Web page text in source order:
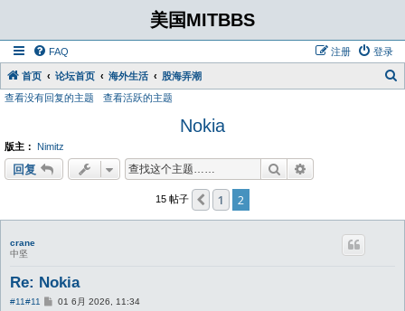
美国MITBBS
FAQ 登录
注册
首页 论坛首页 海外生活 股海弄潮
查看没有回复的主题 查看活跃的主题
Nokia
版主： Nimitz
回复 搜索
15 帖子 上一页
1 2
crane
中坚
Re: Nokia
#11#11
帖
01 6月 2026, 11:34